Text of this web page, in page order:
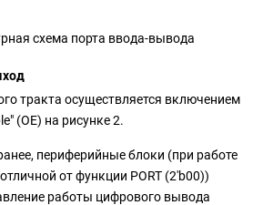
схема порта ввода-вывода
тракта осуществляется включением
(OE) на рисунке 2.
периферийные блоки (при работе
от функции PORT (2'b00))
работы цифрового вывода